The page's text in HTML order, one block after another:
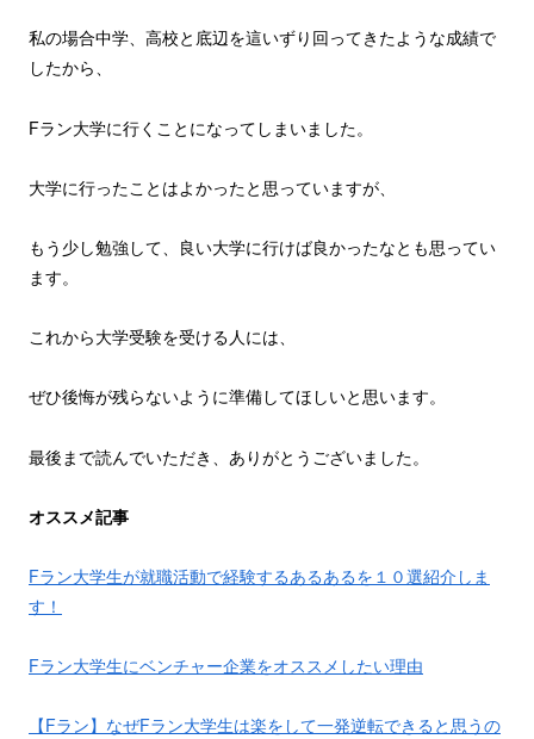
私の場合中学、高校と底辺を這いずり回ってきたような成績で
したから、
Fラン大学に行くことになってしまいました。
大学に行ったことはよかったと思っていますが、
もう少し勉強して、良い大学に行けば良かったなとも思ってい
ます。
これから大学受験を受ける人には、
ぜひ後悔が残らないように準備してほしいと思います。
最後まで読んでいただき、ありがとうございました。
オススメ記事
Fラン大学生が就職活動で経験するあるあるを１０選紹介しま
す！
Fラン大学生にベンチャー企業をオススメしたい理由
【Fラン】なぜFラン大学生は楽をして一発逆転できると思うの